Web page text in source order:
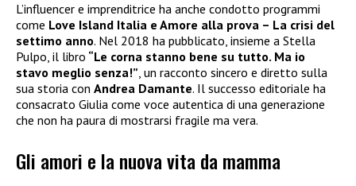
L’influencer e imprenditrice ha anche condotto programmi
come Love Island Italia e Amore alla prova – La crisi del
settimo anno. Nel 2018 ha pubblicato, insieme a Stella
Pulpo, il libro “Le corna stanno bene su tutto. Ma io
stavo meglio senza!”, un racconto sincero e diretto sulla
sua storia con Andrea Damante. Il successo editoriale ha
consacrato Giulia come voce autentica di una generazione
che non ha paura di mostrarsi fragile ma vera.
Gli amori e la nuova vita da mamma